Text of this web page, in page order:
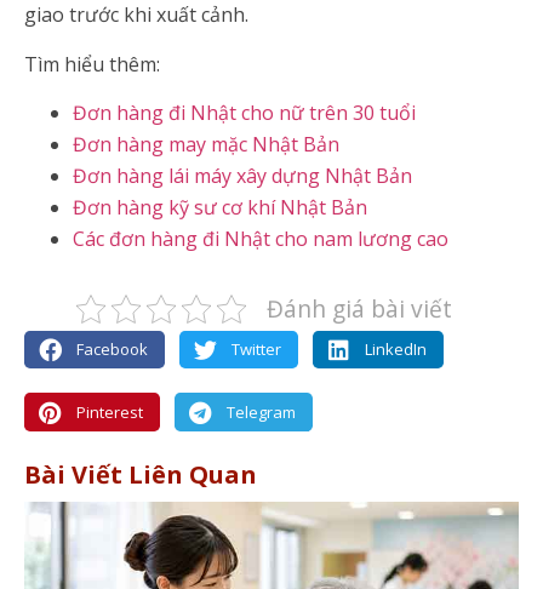
giao trước khi xuất cảnh.
Tìm hiểu thêm:
Đơn hàng đi Nhật cho nữ trên 30 tuổi
Đơn hàng may mặc Nhật Bản
Đơn hàng lái máy xây dựng Nhật Bản
Đơn hàng kỹ sư cơ khí Nhật Bản
Các đơn hàng đi Nhật cho nam lương cao
Đánh giá bài viết
Facebook Twitter LinkedIn
Pinterest Telegram
Bài Viết Liên Quan